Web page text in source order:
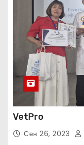
VetPro
Сен 26, 2023